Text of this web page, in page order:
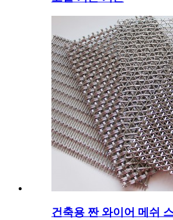
건축용 짠 와이어 메쉬